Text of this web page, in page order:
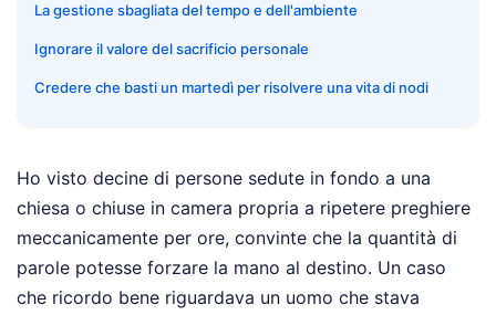
La gestione sbagliata del tempo e dell'ambiente
Ignorare il valore del sacrificio personale
Credere che basti un martedì per risolvere una vita di nodi
Ho visto decine di persone sedute in fondo a una
chiesa o chiuse in camera propria a ripetere preghiere
meccanicamente per ore, convinte che la quantità di
parole potesse forzare la mano al destino. Un caso
che ricordo bene riguardava un uomo che stava